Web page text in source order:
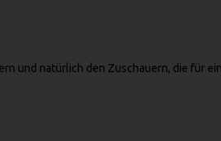
und natürlich den Zuschauern, die für